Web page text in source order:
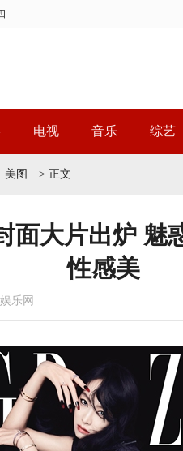
电视 音乐 综艺
美图 > 正文
面大片出炉 魅
性感美
乐网